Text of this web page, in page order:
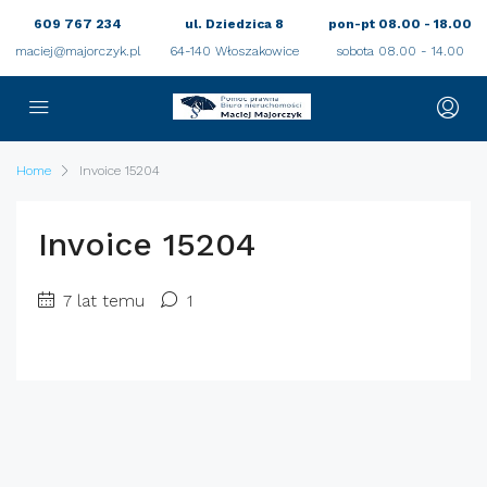
609 767 234
maciej@majorczyk.pl
ul. Dziedzica 8
64-140 Włoszakowice
pon-pt 08.00 - 18.00
sobota 08.00 - 14.00
Home Invoice 15204
Invoice 15204
7 lat temu 1